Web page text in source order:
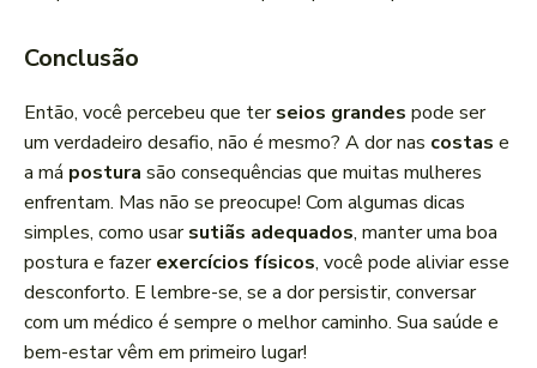
Conclusão
Então, você percebeu que terseios grandes pode ser
um verdadeiro desafio, não é mesmo? A dor nas costas e
a má postura são consequências que muitas mulheres
enfrentam. Mas não se preocupe! Com algumas dicas
simples, como usarsutiãs adequados, manter uma boa
postura e fazerexercícios físicos, você pode aliviar esse
desconforto. E lembre-se, se a dor persistir, conversar
com um médico é sempre o melhor caminho. Sua saúde e
bem-estar vêm em primeiro lugar!